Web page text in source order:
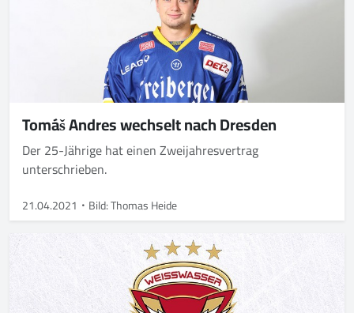
Tomáš Andres wechselt nach Dresden
Der 25-Jährige hat einen Zweijahresvertrag
unterschrieben.
21.04.2021 Bild: Thomas Heide